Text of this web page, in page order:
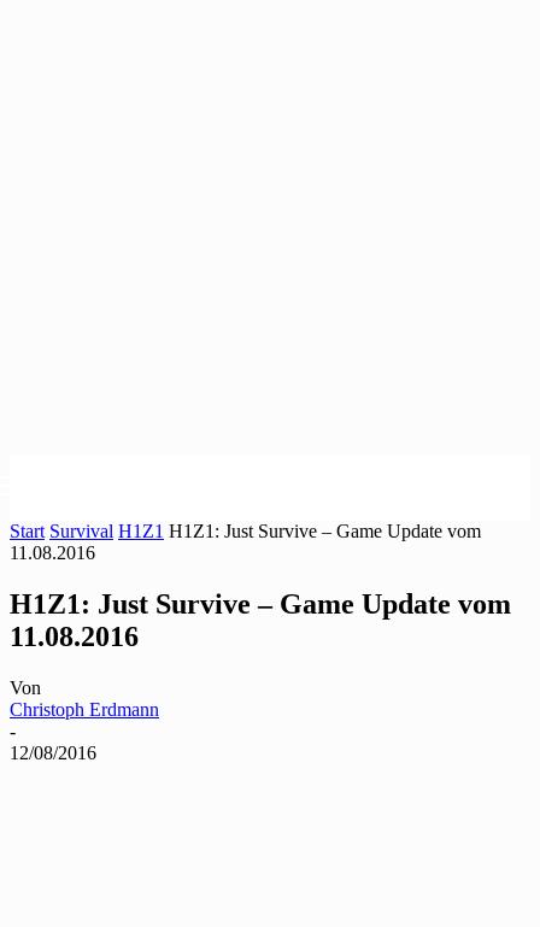
Start Survival H1Z1 H1Z1: Just Survive – Game Update vom
11.08.2016
H1Z1: Just Survive – Game Update vom
11.08.2016
Von
Christoph Erdmann
-
12/08/2016